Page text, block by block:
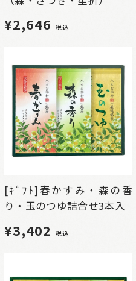
¥2,646 税込
[ｷﾞﾌﾄ]春かすみ・森の香
り・玉のつゆ詰合せ3本入
¥3,402 税込